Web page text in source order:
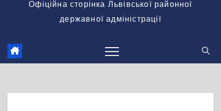
Офіційна сторінка Львівської районної
державної адміністрації